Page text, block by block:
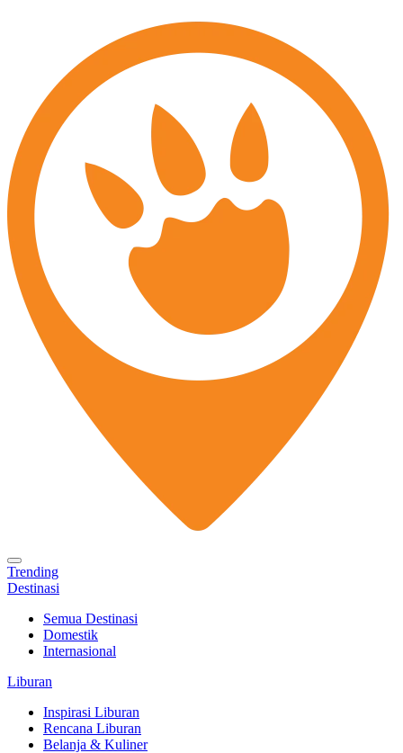
Trending
Destinasi
Semua Destinasi
Domestik
Internasional
Liburan
Inspirasi Liburan
Rencana Liburan
Belanja & Kuliner